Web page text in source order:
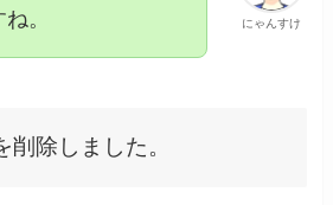
にゃんすけ
。
除しました。